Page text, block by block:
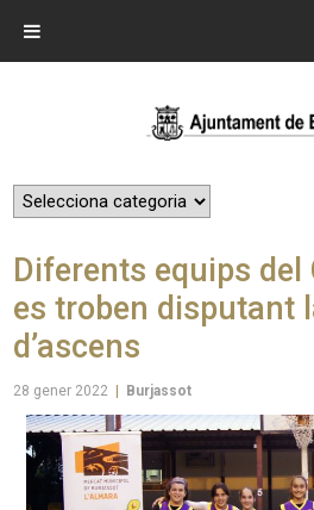
Diferents equips del
es troben disputant
d’ascens
28 gener 2022 Burjassot